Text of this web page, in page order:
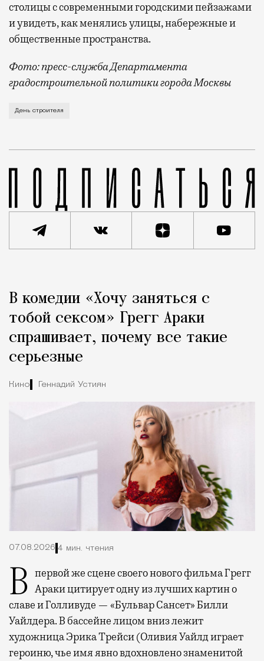
столицы с современными городскими пейзажами
и увидеть, как менялись улицы, набережные и
общественные пространства.
Фото: пресс-служба Департамента
градостроительной политики города Москвы
В этом году профессиональный праздник День
День строителя
Город
В комедии «Хочу заняться с
тобой сексом» Грегг Араки
спрашивает, почему все такие
серьезные
Кино Геннадий Устиян
07.08.2026 4 мин. чтения
В первой же сцене своего нового фильма Грегг Араки цитирует одну из лучших картин о
славе и Голливуде — «Бульвар Сансет» Билли
Уайлдера. В бассейне лицом вниз лежит
художница Эрика Трейси (Оливия Уайлд играет
героиню, чье имя явно вдохновлено знаменитой